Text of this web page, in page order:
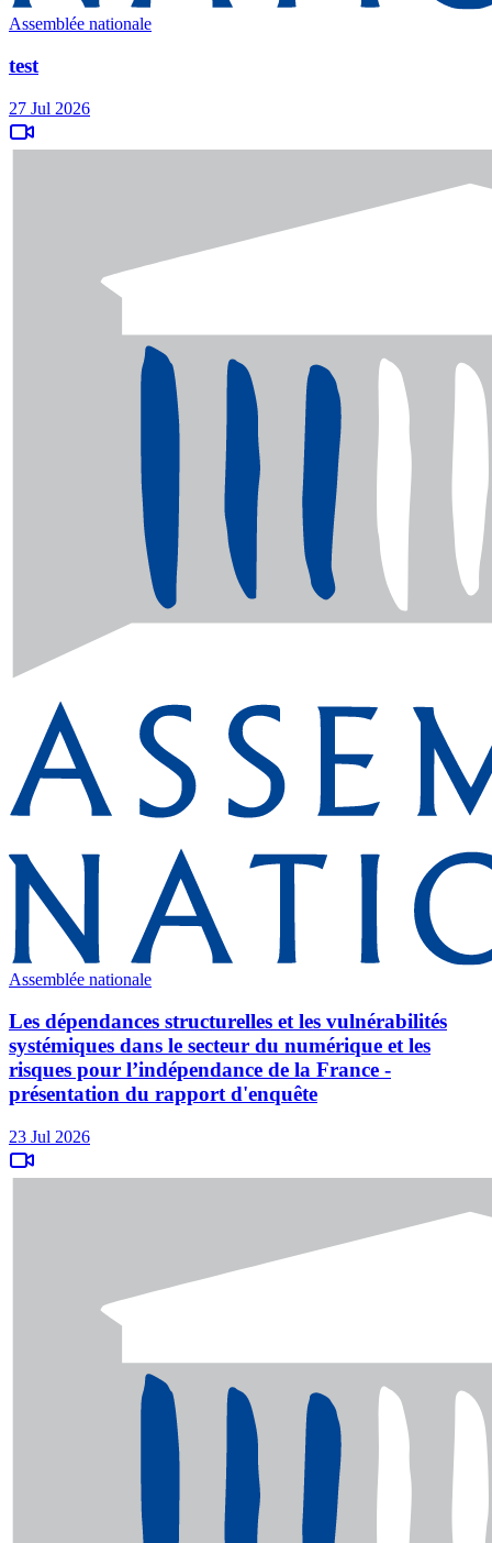
Assemblée nationale
test
27 Jul 2026
Assemblée nationale
Les dépendances structurelles et les vulnérabilités
systémiques dans le secteur du numérique et les
risques pour l’indépendance de la France -
présentation du rapport d'enquête
23 Jul 2026